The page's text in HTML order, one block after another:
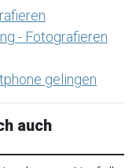
- Fotografieren
gelingen
auch